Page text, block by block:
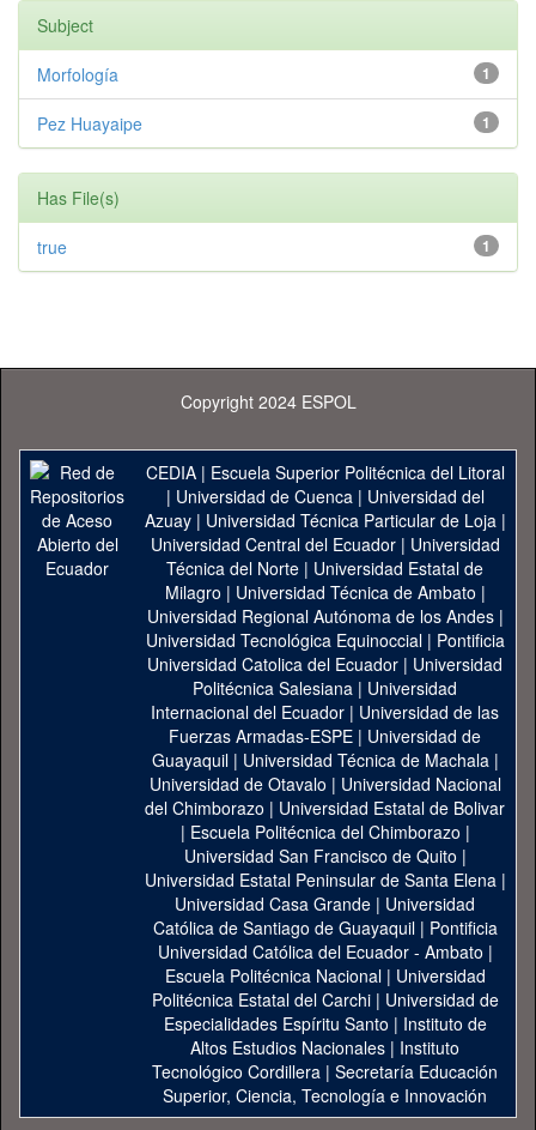
Subject
1
Morfología
1
Pez Huayaipe
Has File(s)
1
true
Copyright 2024 ESPOL
CEDIA| Escuela Superior Politécnica del Litoral
| Universidad de Cuenca| Universidad del
Azuay| Universidad Técnica Particular de Loja|
Universidad Central del Ecuador| Universidad
Técnica del Norte | Universidad Estatal de
Milagro | Universidad Técnica de Ambato |
Universidad Regional Autónoma de los Andes|
Universidad Tecnológica Equinoccial| Pontificia
Universidad Catolica del Ecuador | Universidad
Politécnica Salesiana | Universidad
Internacional del Ecuador | Universidad de las
Fuerzas Armadas-ESPE | Universidad de
Guayaquil| Universidad Técnica de Machala|
Universidad de Otavalo | Universidad Nacional
del Chimborazo | Universidad Estatal de Bolivar
| Escuela Politécnica del Chimborazo |
Universidad San Francisco de Quito |
Universidad Estatal Peninsular de Santa Elena|
Universidad Casa Grande | Universidad
Católica de Santiago de Guayaquil| Pontificia
Universidad Católica del Ecuador - Ambato |
Escuela Politécnica Nacional| Universidad
Politécnica Estatal del Carchi| Universidad de
Especialidades Espíritu Santo | Instituto de
Altos Estudios Nacionales | Instituto
Tecnológico Cordillera | Secretaría Educación
Superior, Ciencia, Tecnología e Innovación